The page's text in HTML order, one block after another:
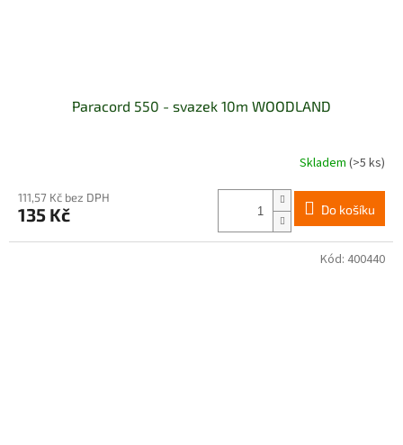
Paracord 550 - svazek 10m WOODLAND
Skladem (>5 ks)
111,57 Kč bez DPH
135 Kč Do košíku
Kód: 400440